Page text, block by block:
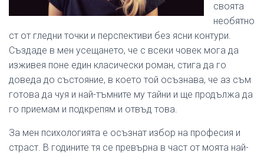
своята
необятно
ст от гледни точки и перспективи без ясни контури.
Създаде в мен усещането, че с всеки човек мога да
изживея поне един класически роман, стига да го
доведа до състояние, в което той осъзнава, че аз съм
готова да чуя и най-тъмните му тайни и ще продължа да
го приемам и подкрепям и отвъд това.
За мен психологията е осъзнат избор на професия и
страст. В годините тя се превърна в част от моята най-